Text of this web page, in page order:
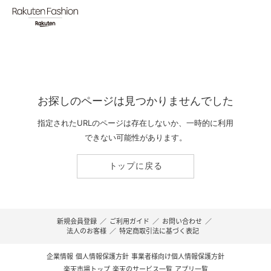
お探しのページは見つかりませんでした
指定されたURLのページは存在しないか、一時的に利用
できない可能性があります。
トップに戻る
新規会員登録 ／ ご利用ガイド ／ お問い合わせ ／
法人のお客様 ／ 特定商取引法に基づく表記
企業情報 個人情報保護方針 事業者様向け個人情報保護方針
楽天市場トップ 楽天のサービス一覧 アプリ一覧